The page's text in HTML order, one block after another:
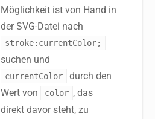
Möglichkeit ist von Hand in
der SVG-Datei nach
stroke:currentColor;
suchen und
currentColor
durch den
Wert von
color , das
direkt davor steht, zu